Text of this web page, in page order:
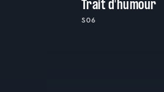
Trait d'humour
S06